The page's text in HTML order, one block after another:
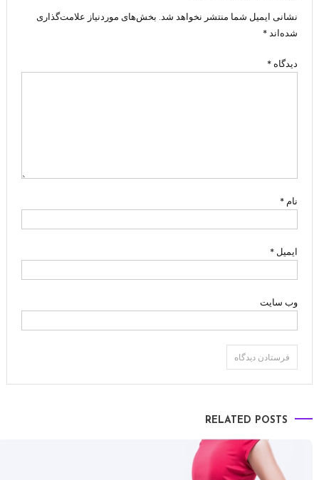
نشانی ایمیل شما منتشر نخواهد شد. بخش‌های موردنیاز علامت‌گذاری
شده‌اند*
دیدگاه *
نام *
ایمیل *
وب‌ سایت
RELATED POSTS